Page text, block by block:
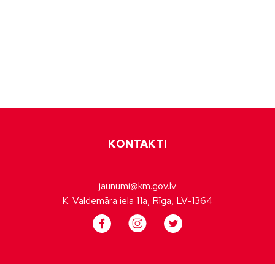
KONTAKTI
jaunumi@km.gov.lv
K. Valdemāra iela 11a, Rīga, LV-1364